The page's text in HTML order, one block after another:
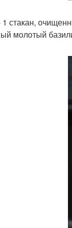
стакан,
молотый